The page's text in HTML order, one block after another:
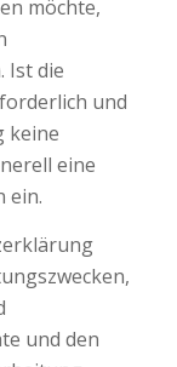
möchte,
Ist die
und
keine
eine
ein.
und den